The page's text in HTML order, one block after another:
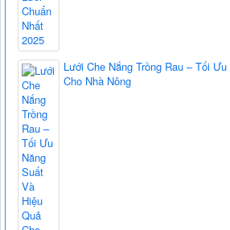
Lưới Che Nắng Trồng Rau – Tối
Cho Nhà Nông